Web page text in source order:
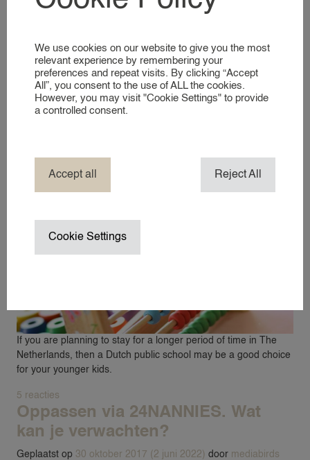
KIJKJE IN ONZE WERELD
DIENSTEN
EVENEMENT NANNY
HOTEL NANNY
NANNY IN HET BUITENLAND
NANNY / OPPAS AAN HUIS
ZAKELIJKE OPPASDIENSTEN
ZOMERVAKANTIE NANNY
OVER 24NANNIES
VEEL GESTELDE VRAGEN &
De leukste en gezelligste lunchtrooms!
Information for expats: Are you
looking for a school for your
children? A Dutch public school
may be the answer
If you are planning to stay for a longer period of time in The
Netherlands, then a Dutch public school may be a good choice
for your younger kids.
5 reacties
Oppassen via 24NANNIES. Wat
kan je verwachten?
Geplaatst op 30 oktober 2017 (2 juni 2022) door mediabirds
We use cookies on our website to give you the most
relevant experience by remembering your
preferences and repeat visits. By clicking “Accept
All”, you consent to the use of ALL the cookies.
However, you may visit "Cookie Settings" to provide
a controlled consent.
Accept all Reject All
Cookie Settings